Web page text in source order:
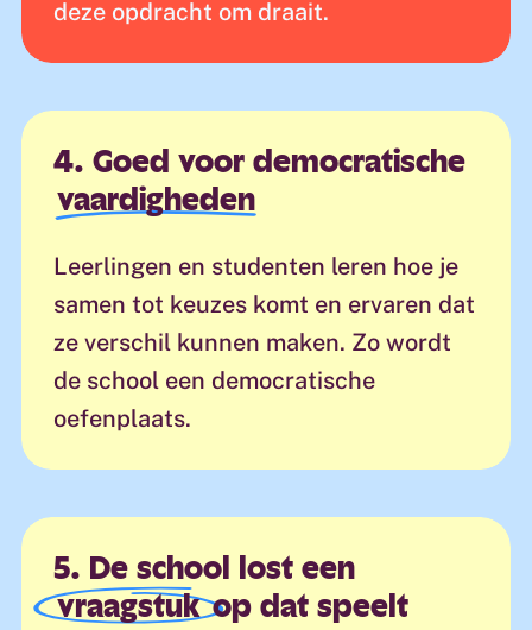
deze opdracht om draait.
4. Goed voor democratische
vaardigheden
Leerlingen en studenten leren hoe je
samen tot keuzes komt en ervaren dat
ze verschil kunnen maken. Zo wordt
de school een democratische
oefenplaats.
5. De school lost een
vraagstukop dat speelt